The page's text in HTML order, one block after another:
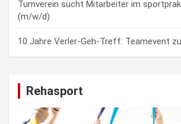
Turnverein sucht Mitarbeiter im
(m/w/d)
10 Jahre Verler-Geh-Treff: Teamevent
Rehasport